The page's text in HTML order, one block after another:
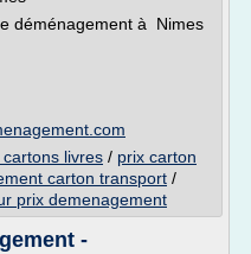
déménagement à Nimes
livres / prix carton
carton transport /
prix demenagement
-